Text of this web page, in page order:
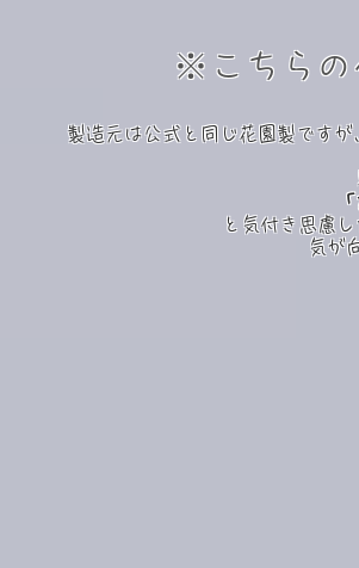
※こちらの
製造元は公式と同じ花園製です
と気付き思慮
気が